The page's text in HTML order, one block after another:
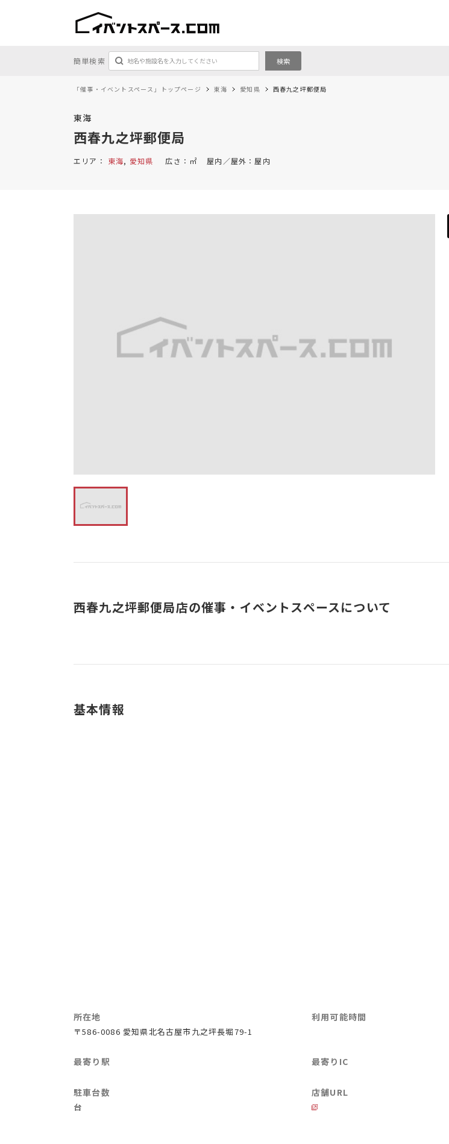
簡単検索 検索
「催事・イベントスペース」トップページ 東海 愛知県 西春九之坪郵便局
東海
西春九之坪郵便局
エリア： 東海, 愛知県 広さ： ㎡ 屋内／屋外： 屋内
西春九之坪郵便局店の催事・イベントスペースについて
基本情報
所在地
〒586-0086 愛知県北名古屋市九之坪長堀79-1
利用可能時間
最寄り駅 最寄りIC
駐車台数
台
店舗URL